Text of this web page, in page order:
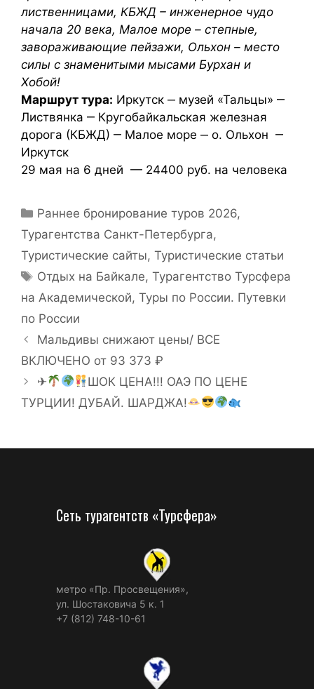
лиственницами, КБЖД – инженерное чудо
начала 20 века, Малое море – степные,
завораживающие пейзажи, Ольхон – место
силы с знаменитыми мысами Бурхан и
Хобой!
Маршрут тура: Иркутск ‒ музей «Тальцы» ‒
Листвянка ‒ Кругобайкальская железная
дорога (КБЖД) ‒ Малое море ‒ о. Ольхон ‒
Иркутск
29 мая на 6 дней — 24400 руб. на человека
Раннее бронирование туров 2026,
Турагентства Санкт-Петербурга,
Туристические сайты, Туристические статьи
Отдых на Байкале,Турагентство Турсфера
на Академической, Туры по России. Путевки
по России
Мальдивы снижают цены/ ВСЕ
ВКЛЮЧЕНО от 93 373 ₽
✈
ШОК ЦЕНА!!! ОАЭ ПО ЦЕНЕ
ТУРЦИИ! ДУБАЙ. ШАРДЖА!
Сеть турагентств «Турсфера»
метро «Пр. Просвещения»,
ул. Шостаковича 5 к. 1
+7 (812) 748-10-61